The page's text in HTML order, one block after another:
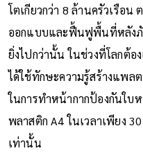
โตเกียวกว่า 8 ล้านครัวเรือน
ออกแบบและฟื้นฟูพื้นที่หลังภั
ยิ่งไปกว่านั้น ในช่วงที่โลกต้อ
ได้ใช้ทักษะความรู้สร้างแพ
ในการทำหน้ากากป้องกันใบ
พลาสติก A4 ในเวลาเพียง
เท่านั้น